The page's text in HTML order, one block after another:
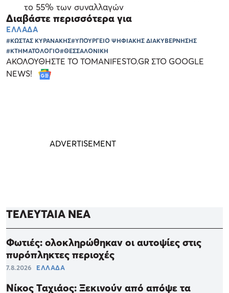
το 55% των συναλλαγών
Διαβάστε περισσότερα για
ΕΛΛΑΔΑ
#ΚΩΣΤΑΣ ΚΥΡΑΝΑΚΗΣ#ΥΠΟΥΡΓΕΙΟ ΨΗΦΙΑΚΗΣ ΔΙΑΚΥΒΕΡΝΗΣΗΣ
#ΚΤΗΜΑΤΟΛΟΓΙΟ#ΘΕΣΣΑΛΟΝΙΚΗ
ΑΚΟΛΟΥΘΗΣΤΕ ΤΟ TOMANIFESTO.GR ΣΤΟ GOOGLE
NEWS!
ΤΕΛΕΥΤΑΙΑ ΝΕΑ
Φωτιές: ολοκληρώθηκαν οι αυτοψίες στις
πυρόπληκτες περιοχές
7.8.2026 ΕΛΛΑΔΑ
Νίκος Ταχιάος: Ξεκινούν από απόψε τα